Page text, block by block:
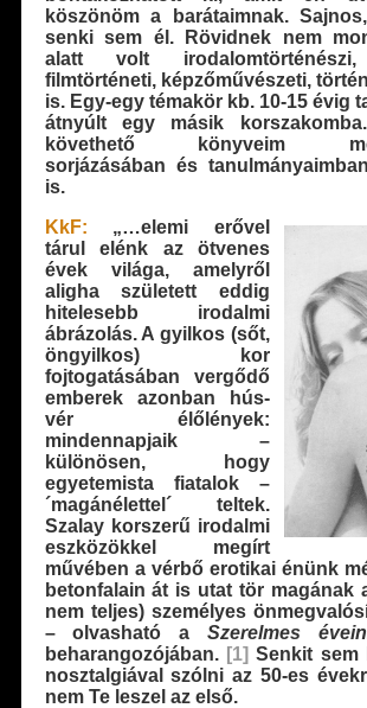
köszönöm a barátaimnak.
senki sem él. Rövidnek nem
alatt volt irodalomtörténészi,
filmtörténeti, képzőművészeti,
is. Egy-egy témakör kb. 10-15 évig
átnyúlt egy másik
követhető könyveim
sorjázásában és
is.
KkF: „…elemi erővel
tárul elénk az ötvenes
évek világa, amelyről
aligha született eddig
hitelesebb irodalmi
ábrázolás. A gyilkos (sőt,
öngyilkos) kor
fojtogatásában vergődő
emberek azonban hús-
vér élőlények:
mindennapjaik –
különösen, hogy
egyetemista fiatalok –
´magánélettel´ teltek.
Szalay korszerű irodalmi
eszközökkel megírt
művében a vérbő erotikai énünk
betonfalain át is utat tör magának
nem teljes) személyes
– olvasható aSzerelmes
beharangozójában. [1] Senkit sem
nosztalgiával szólni az 50-es
nem Te leszel az első.